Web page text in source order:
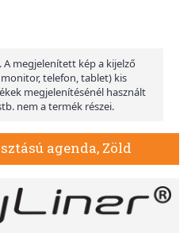
megjelenített kép a kijelző
telefon, tablet) kis
megjelenítésénél használt
nem a termék részei.
agenda, Zöld